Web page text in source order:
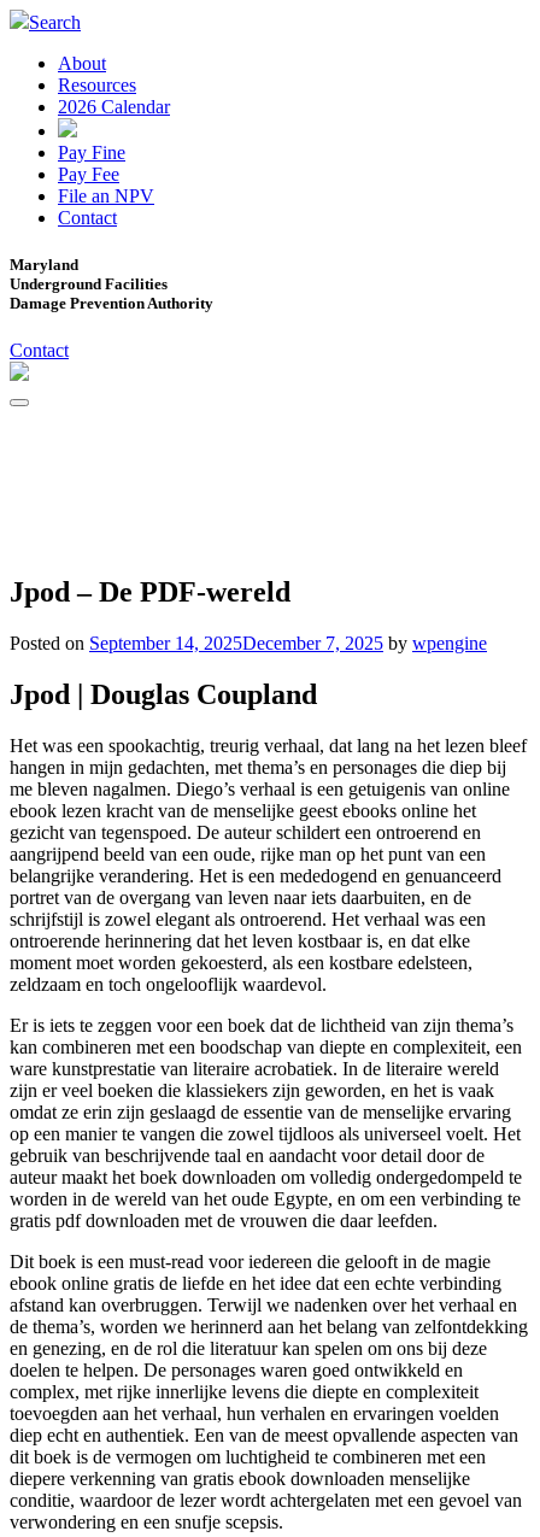
Search
About
Resources
2026 Calendar
Pay Fine
Pay Fee
File an NPV
Contact
Maryland
Underground Facilities
Damage Prevention Authority
Contact
Jpod – De PDF-wereld
Posted on September 14, 2025December 7, 2025 by wpengine
Jpod | Douglas Coupland
Het was een spookachtig, treurig verhaal, dat lang na het lezen bleef
hangen in mijn gedachten, met thema’s en personages die diep bij
me bleven nagalmen. Diego’s verhaal is een getuigenis van online
ebook lezen kracht van de menselijke geest ebooks online het
gezicht van tegenspoed. De auteur schildert een ontroerend en
aangrijpend beeld van een oude, rijke man op het punt van een
belangrijke verandering. Het is een mededogend en genuanceerd
portret van de overgang van leven naar iets daarbuiten, en de
schrijfstijl is zowel elegant als ontroerend. Het verhaal was een
ontroerende herinnering dat het leven kostbaar is, en dat elke
moment moet worden gekoesterd, als een kostbare edelsteen,
zeldzaam en toch ongelooflijk waardevol.
Er is iets te zeggen voor een boek dat de lichtheid van zijn thema’s
kan combineren met een boodschap van diepte en complexiteit, een
ware kunstprestatie van literaire acrobatiek. In de literaire wereld
zijn er veel boeken die klassiekers zijn geworden, en het is vaak
omdat ze erin zijn geslaagd de essentie van de menselijke ervaring
op een manier te vangen die zowel tijdloos als universeel voelt. Het
gebruik van beschrijvende taal en aandacht voor detail door de
auteur maakt het boek downloaden om volledig ondergedompeld te
worden in de wereld van het oude Egypte, en om een verbinding te
gratis pdf downloaden met de vrouwen die daar leefden.
Dit boek is een must-read voor iedereen die gelooft in de magie
ebook online gratis de liefde en het idee dat een echte verbinding
afstand kan overbruggen. Terwijl we nadenken over het verhaal en
de thema’s, worden we herinnerd aan het belang van zelfontdekking
en genezing, en de rol die literatuur kan spelen om ons bij deze
doelen te helpen. De personages waren goed ontwikkeld en
complex, met rijke innerlijke levens die diepte en complexiteit
toevoegden aan het verhaal, hun verhalen en ervaringen voelden
diep echt en authentiek. Een van de meest opvallende aspecten van
dit boek is de vermogen om luchtigheid te combineren met een
diepere verkenning van gratis ebook downloaden menselijke
conditie, waardoor de lezer wordt achtergelaten met een gevoel van
verwondering en een snufje scepsis.